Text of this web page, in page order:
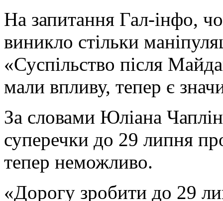
На запитання Гал-інфо,
виникло стільки
«Суспільство після
мали впливу, тепер є
За словами Юліана
суперечки до 29 липня
тепер неможливо.
«Дорогу зробити до 29